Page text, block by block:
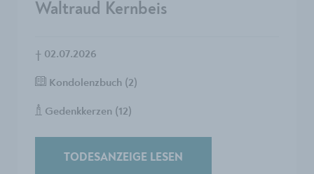
Waltraud Kernbeis
† 02.07.2026
Kondolenzbuch (2)
Gedenkkerzen (12)
TODESANZEIGE LESEN